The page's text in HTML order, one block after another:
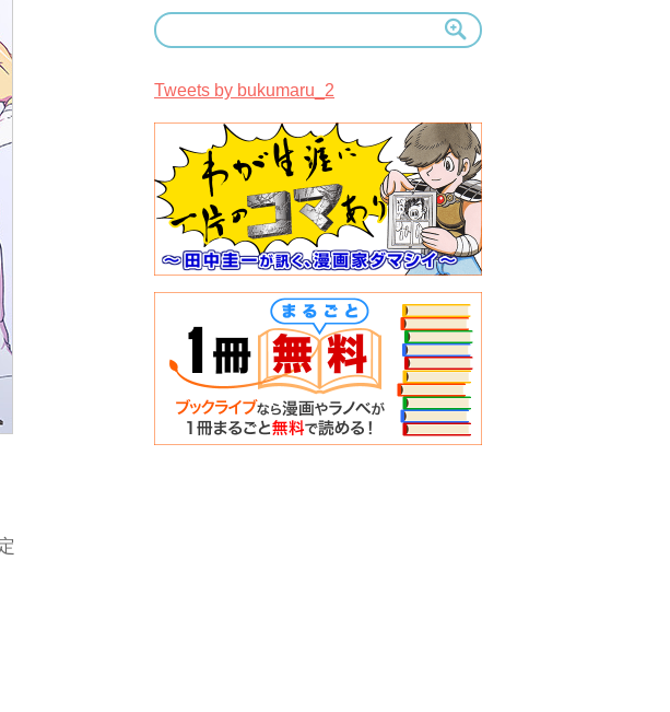
カ
イ
Tweets by bukumaru_2